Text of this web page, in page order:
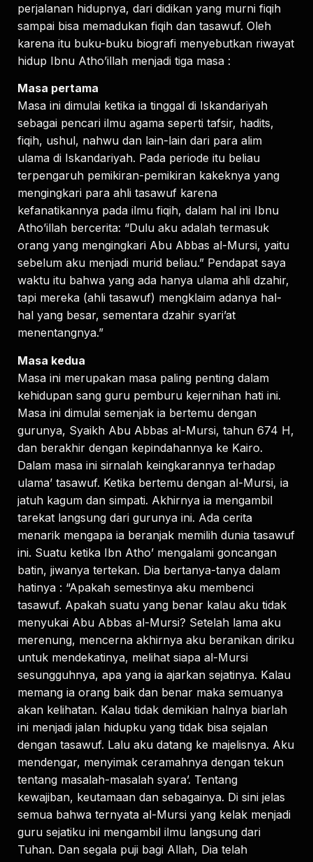
perjalanan hidupnya, dari didikan yang murni fiqih
sampai bisa memadukan fiqih dan tasawuf. Oleh
karena itu buku-buku biografi menyebutkan riwayat
hidup Ibnu Atho’illah menjadi tiga masa :
Masa pertama
Masa ini dimulai ketika ia tinggal di Iskandariyah
sebagai pencari ilmu agama seperti tafsir, hadits,
fiqih, ushul, nahwu dan lain-lain dari para alim
ulama di Iskandariyah. Pada periode itu beliau
terpengaruh pemikiran-pemikiran kakeknya yang
mengingkari para ahli tasawuf karena
kefanatikannya pada ilmu fiqih, dalam hal ini Ibnu
Atho’illah bercerita: “Dulu aku adalah termasuk
orang yang mengingkari Abu Abbas al-Mursi, yaitu
sebelum aku menjadi murid beliau.” Pendapat saya
waktu itu bahwa yang ada hanya ulama ahli dzahir,
tapi mereka (ahli tasawuf) mengklaim adanya hal-
hal yang besar, sementara dzahir syari’at
menentangnya.”
Masa kedua
Masa ini merupakan masa paling penting dalam
kehidupan sang guru pemburu kejernihan hati ini.
Masa ini dimulai semenjak ia bertemu dengan
gurunya, Syaikh Abu Abbas al-Mursi, tahun 674 H,
dan berakhir dengan kepindahannya ke Kairo.
Dalam masa ini sirnalah keingkarannya terhadap
ulama’ tasawuf. Ketika bertemu dengan al-Mursi, ia
jatuh kagum dan simpati. Akhirnya ia mengambil
tarekat langsung dari gurunya ini. Ada cerita
menarik mengapa ia beranjak memilih dunia tasawuf
ini. Suatu ketika Ibn Atho’ mengalami goncangan
batin, jiwanya tertekan. Dia bertanya-tanya dalam
hatinya : “Apakah semestinya aku membenci
tasawuf. Apakah suatu yang benar kalau aku tidak
menyukai Abu Abbas al-Mursi? Setelah lama aku
merenung, mencerna akhirnya aku beranikan diriku
untuk mendekatinya, melihat siapa al-Mursi
sesungguhnya, apa yang ia ajarkan sejatinya. Kalau
memang ia orang baik dan benar maka semuanya
akan kelihatan. Kalau tidak demikian halnya biarlah
ini menjadi jalan hidupku yang tidak bisa sejalan
dengan tasawuf. Lalu aku datang ke majelisnya. Aku
mendengar, menyimak ceramahnya dengan tekun
tentang masalah-masalah syara’. Tentang
kewajiban, keutamaan dan sebagainya. Di sini jelas
semua bahwa ternyata al-Mursi yang kelak menjadi
guru sejatiku ini mengambil ilmu langsung dari
Tuhan. Dan segala puji bagi Allah, Dia telah